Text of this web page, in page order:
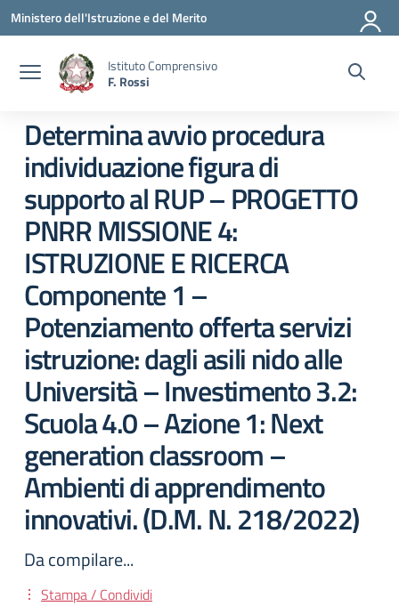
Vai ai contenuti
Vai al menu di navigazione
Vai al footer
Ministero dell'Istruzione e del Merito
Istituto Comprensivo
F. Rossi
Determina avvio procedura
individuazione figura di
supporto al RUP – PROGETTO
PNRR MISSIONE 4:
ISTRUZIONE E RICERCA
Componente 1 –
Potenziamento offerta servizi
istruzione: dagli asili nido alle
Università – Investimento 3.2:
Scuola 4.0 – Azione 1: Next
generation classroom –
Ambienti di apprendimento
innovativi. (D.M. N. 218/2022)
Da compilare...
Stampa / Condividi